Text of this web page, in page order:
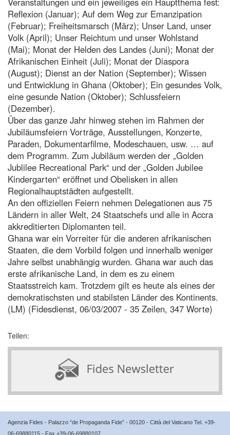
Reflexion (Januar); Auf dem Weg zur Emanzipation
(Februar); Freiheitsmarsch (März); Unser Land, unser
Volk (April); Unser Reichtum und unser Wohlstand
(Mai); Monat der Helden des Landes (Juni); Monat der
Afrikanischen Einheit (Juli); Monat der Diaspora
(August); Dienst an der Nation (September); Wissen
und Entwicklung in Ghana (Oktober); Ein gesundes Volk,
eine gesunde Nation (Oktober); Schlussfeiern
(Dezember).
Über das ganze Jahr hinweg stehen im Rahmen der
Jubiläumsfeiern Vorträge, Ausstellungen, Konzerte,
Paraden, Dokumentarfilme, Modeschauen, usw. … auf
dem Programm. Zum Jubiläum werden der „Golden
Jublilee Recreational Park“ und der „Golden Jubilee
Kindergarten“ eröffnet und Obelisken in allen
Regionalhauptstädten aufgestellt.
An den offiziellen Feiern nehmen Delegationen aus 75
Ländern in aller Welt, 24 Staatschefs und alle in Accra
akkreditierten Diplomanten teil.
Ghana war ein Vorreiter für die anderen afrikanischen
Staaten, die dem Vorbild folgen und innerhalb weniger
Jahre selbst unabhängig wurden. Ghana war auch das
erste afrikanische Land, in dem es zu einem
Staatsstreich kam. Trotzdem gilt es heute als eines der
demokratischsten und stabilsten Länder des Kontinents.
(LM) (Fidesdienst, 06/03/2007 - 35 Zeilen, 347 Worte)
Teilen:
Agenzia Fides - Palazzo “de Propaganda Fide” - 00120 - Città del Vaticano Tel. +39-
06-69880115 - Fax +39-06-69880107